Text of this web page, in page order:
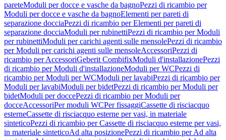
pareteModuli per docce e vasche da bagnoPezzi di ricambio per
Moduli per docce e vasche da bagnoElementi per pareti di
separazione docciaPezzi di ricambio per Elementi per pareti di
separazione docciaModuli per rubinettiPezzi di ricambio per Moduli
per rubinettiModuli per carichi agenti sulle mensolePezzi di ricambio
per Moduli per carichi agenti sulle mensoleAccessoriPezzi di
ricambio per AccessoriGeberit CombifixModuli d'installazionePezzi
di ricambio per Moduli d'installazioneModuli per WCPezzi di
ricambio per Moduli per WCModuli per lavabiPezzi di ricambio per
Moduli per lavabiModuli per bidetPezzi di ricambio per Moduli per
bidetModuli per doccePezzi di ricambio per Moduli per
docceAccessoriPer moduli WCPer fissaggiCassette di risciacquo
esterneCassette di risciacquo esterne per vasi, in materiale
sinteticoPezzi di ricambio per Cassette di risciacquo esterne per vasi,
in materiale sinteticoAd alta posizionePezzi di ricambio per Ad alta